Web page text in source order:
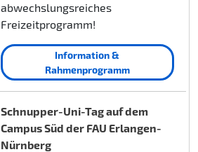
abwechslungsreiches
Freizeitprogramm!
Information &
Rahmenprogramm
Schnupper-Uni-Tag auf dem
Campus Süd der FAU Erlangen-
Nürnberg